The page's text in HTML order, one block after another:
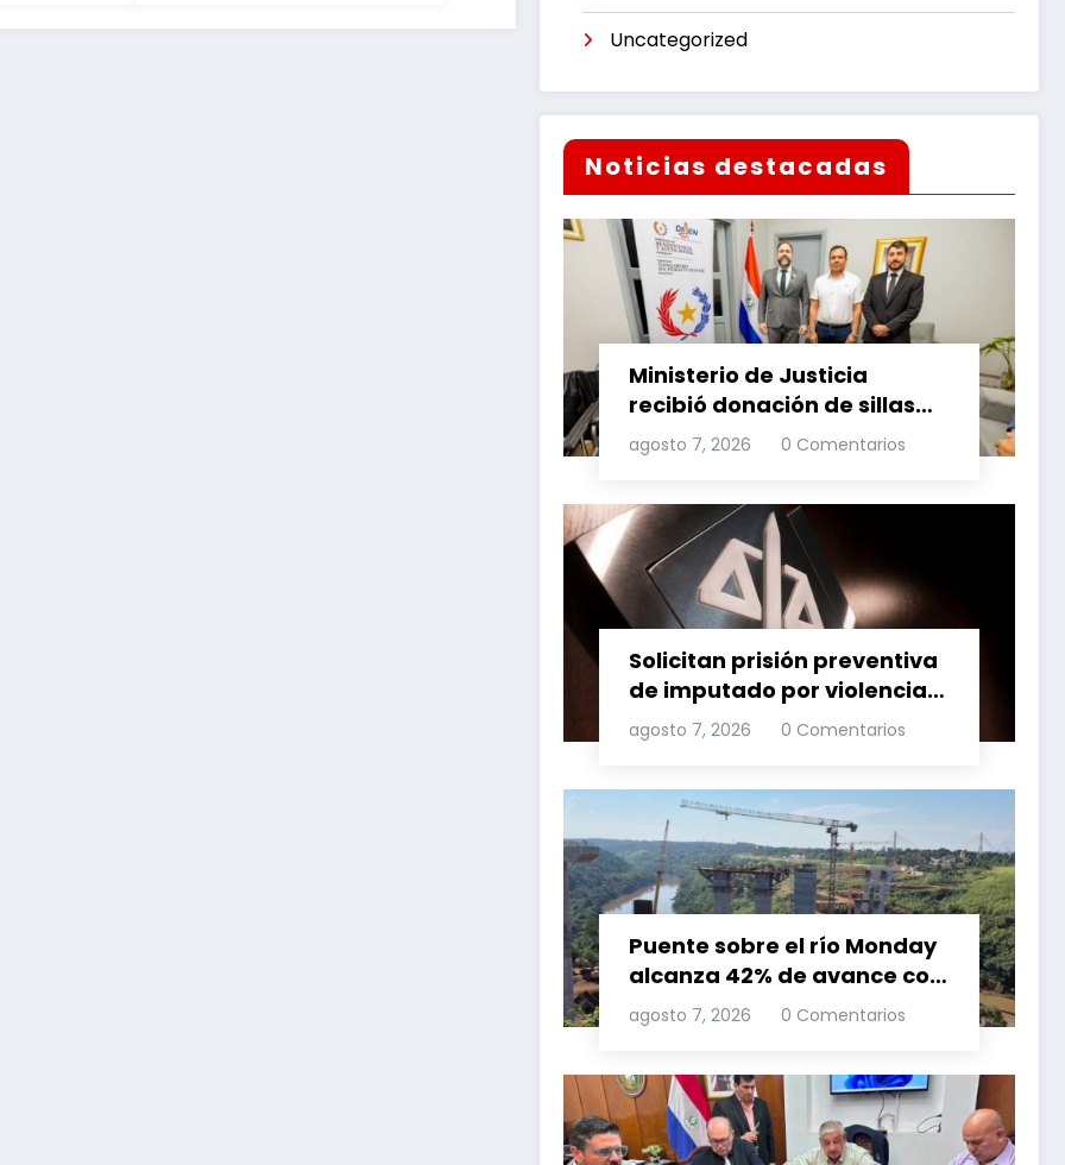
Uncategorized
Noticias destacadas
Ministerio de Justicia
recibió donación de sillas
de ruedas para internos
vulnerables
agosto 7, 2026 0 Comentarios
Solicitan prisión preventiva
de imputado por violencia
familia
agosto 7, 2026 0 Comentarios
Puente sobre el río Monday
alcanza 42% de avance con
trabajos continuos
agosto 7, 2026 0 Comentarios